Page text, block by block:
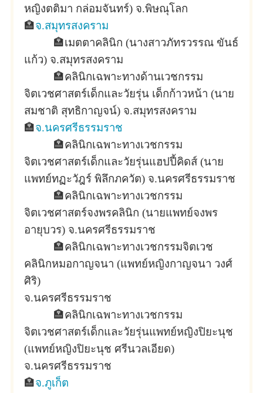
หญิงตติมา กล่อมจันทร์) จ.พิษณุโลก
🏣จ.สมุทรสงคราม
🏣เมตตาคลินิก (นางสาวภัทรวรรณ ขันธ์
แก้ว) จ.สมุทรสงคราม
🏣คลินิกเฉพาะทางด้านเวชกรรม
จิตเวชศาสตร์เด็กและวัยรุ่น เด็กก้าวหน้า (นาย
สมชาติ สุทธิกาญจน์) จ.สมุทรสงคราม
🏣จ.นครศรีธรรมราช
🏣คลินิกเฉพาะทางเวชกรรม
จิตเวชศาสตร์เด็กและวัยรุ่นแฮปปี้คิดส์ (นาย
แพทย์ทฏะวัฎร์ พิลึกภควัต) จ.นครศรีธรรมราช
🏣คลินิกเฉพาะทางเวชกรรม
จิตเวชศาสตร์จงพรคลินิก (นายแพทย์จงพร
อายุบวร) จ.นครศรีธรรมราช
🏣คลินิกเฉพาะทางเวชกรรมจิตเวช
คลินิกหมอกาญจนา (แพทย์หญิงกาญจนา วงศ์
ศิริ)
จ.นครศรีธรรมราช
🏣คลินิกเฉพาะทางเวชกรรม
จิตเวชศาสตร์เด็กและวัยรุ่นแพทย์หญิงปิยะนุช
(แพทย์หญิงปิยะนุช ศรีนวลเอียด)
จ.นครศรีธรรมราช
🏣จ.ภูเก็ต